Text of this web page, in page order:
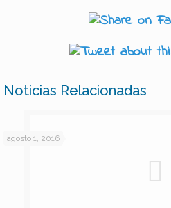
Noticias Relacionadas
agosto 1, 2016